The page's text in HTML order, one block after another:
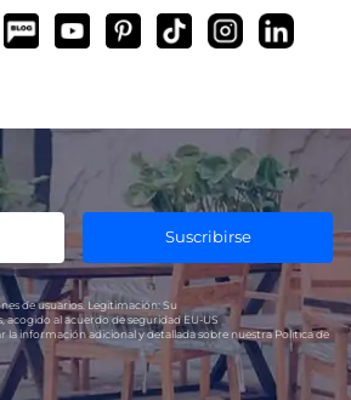
los beneficios de los restaurantes (y
de cualquier clase de negocio)…